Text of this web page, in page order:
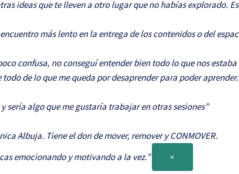
ideas que te lleven a otro lugar que no habías explorado.
más lento en la entrega de los contenidos o del
confusa, no conseguí entender bien todo lo que nos
de lo que me queda por desaprender para poder
sería algo que me gustaría trabajar en otras sesiones”
Albuja. Tiene el don de mover, remover y CONMOVER.
emocionando y motivando a la vez."
×